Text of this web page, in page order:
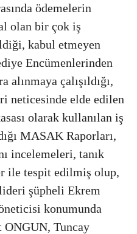
ödemelerin
olan bir çok iş
kabul etmeyen
Encümenlerinden
alınmaya çalışıldığı,
neticesinde elde edilen
olarak kullanılan iş
MASAK Raporları,
incelemeleri, tanık
ile tespit edilmiş olup,
şüpheli Ekrem
konumunda
Tuncay